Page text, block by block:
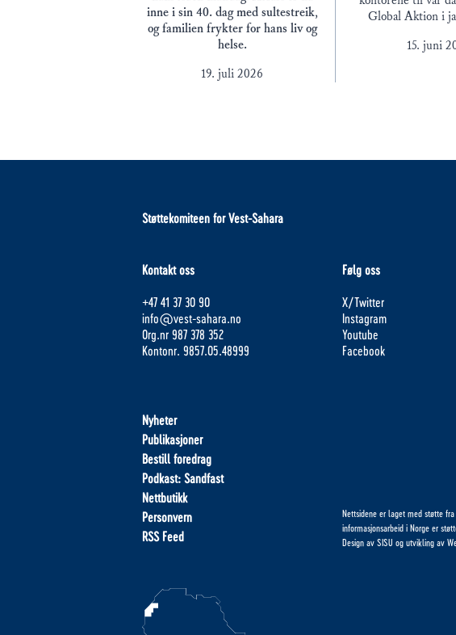
inne i sin 40. dag med sultestreik,
og familien frykter for hans liv og
helse.
19. juli 2026
Global Aktion i
15. juni
Støttekomiteen for Vest-Sahara
Kontakt oss
+47 41 37 30 90
info@vest-sahara.no
Org.nr 987 378 352
Kontonr. 9857.05.48999
Følg oss
X/Twitter
Instagram
Youtube
Facebook
Nyheter
Publikasjoner
Bestill foredrag
Podkast: Sandfast
Nettbutikk
Personvern
RSS Feed
Nettsidene er laget med støtte fra
informasjonsarbeid i Norge er
Design av SISU og utvikling av